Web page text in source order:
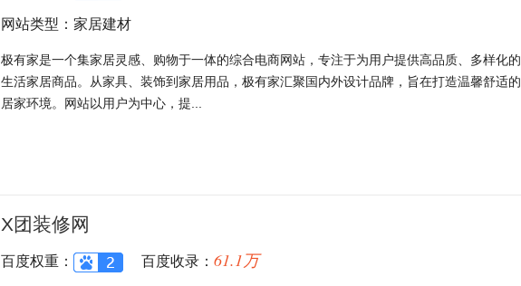
网站类型：家居建材
极有家是一个集家居灵感、购物于一体的综合电商网站，专注于为用户提供高品质、多样化的
生活家居商品。从家具、装饰到家居用品，极有家汇聚国内外设计品牌，旨在打造温馨舒适的
居家环境。网站以用户为中心，提...
X团装修网
百度权重： 百度收录：61.1万